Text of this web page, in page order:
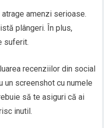
amenzi serioase.
plângeri. În plus,
suferit.
recenziilor din social
un screenshot cu numele
să te asiguri că ai
inutil.